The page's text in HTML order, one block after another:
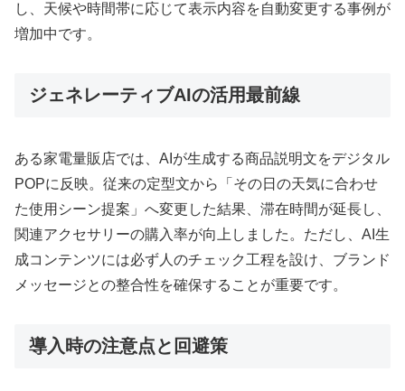
し、天候や時間帯に応じて表示内容を自動変更する事例が
増加中です。
ジェネレーティブAIの活用最前線
ある家電量販店では、AIが生成する商品説明文をデジタル
POPに反映。従来の定型文から「その日の天気に合わせ
た使用シーン提案」へ変更した結果、滞在時間が延長し、
関連アクセサリーの購入率が向上しました。ただし、AI生
成コンテンツには必ず人のチェック工程を設け、ブランド
メッセージとの整合性を確保することが重要です。
導入時の注意点と回避策